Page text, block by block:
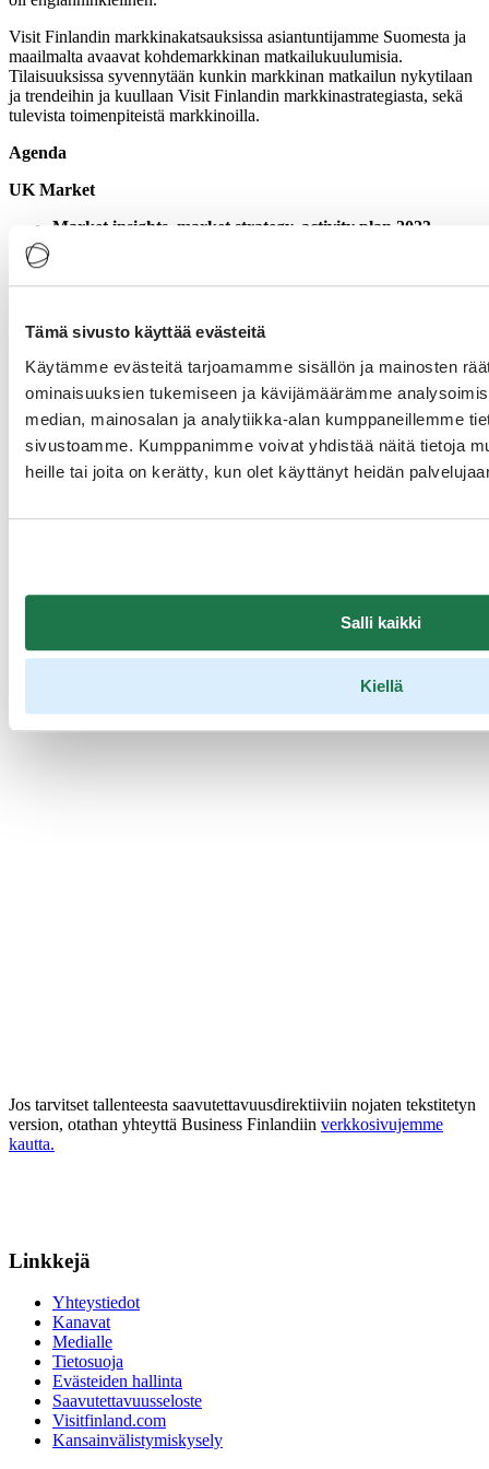
Tämä sivusto käyttää evästeitä
Käytämme evästeitä tarjoamamme sisällön ja mainosten
ominaisuuksien tukemiseen ja kävijämäärämme
median, mainosalan ja analytiikka-alan kumppaneillemme
sivustoamme. Kumppanimme voivat yhdistää näitä tietoja
heille tai joita on kerätty, kun olet käyttänyt heidän
Salli kaikki
Kiellä
Visit Finlandin markkinakatsauksissa asiantuntijamme Suomesta ja
maailmalta avaavat kohdemarkkinan matkailukuulumisia.
Tilaisuuksissa syvennytään kunkin markkinan matkailun nykytilaan
ja trendeihin ja kuullaan Visit Finlandin markkinastrategiasta, sekä
tulevista toimenpiteistä markkinoilla.
Agenda
UK Market
Market insights, market strategy, activity plan 2023
PR update for the UK market
USA Market
Market insights, market strategy, activity plan 2023
Heli Mende, Head of Visit Finland North America
PR update for the USA market
Meri Sipilä, PR Manager
B2C Marketing Campaigns, UK & USA
Tallenne
Jos tarvitset tallenteesta saavutettavuusdirektiiviin nojaten tekstitetyn
version, otathan yhteyttä Business Finlandiin verkkosivujemme
kautta.
Linkkejä
Yhteystiedot
Kanavat
Medialle
Tietosuoja
Evästeiden hallinta
Saavutettavuusseloste
Visitfinland.com
Kansainvälistymiskysely